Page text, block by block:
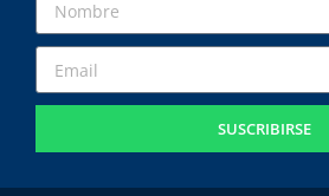
SUSCRIBIRSE